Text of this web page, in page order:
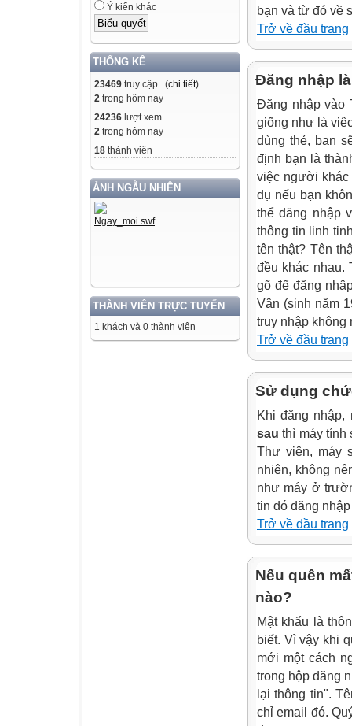
Ý kiến khác
THỐNG KÊ
23469 truy cập (chi tiết)
2 trong hôm nay
24236 lượt xem
2 trong hôm nay
18 thành viên
ẢNH NGẪU NHIÊN
THÀNH VIÊN TRỰC TUYẾN
1 khách và 0 thành viên
bạn và từ đó về
Trở về đầu trang
Đăng nhập
Đăng nhập vào
giống như là
dùng thẻ, bạn
định bạn là
việc người khác
dụ nếu bạn
thể đăng nhập
thông tin linh
tên thật? Tên
đều khác nhau.
gõ để đăng
Vân (sinh năm
truy nhập không
Trở về đầu trang
Sử dụng
Khi đăng
sau thì máy tính
Thư viện, máy
nhiên, không
như máy ở
tin đó đăng
Trở về đầu trang
Nếu quên
nào?
Mật khẩu là
biết. Vì vậy khi
mới một cách
trong hộp đăng
lại thông tin".
chỉ email đó.